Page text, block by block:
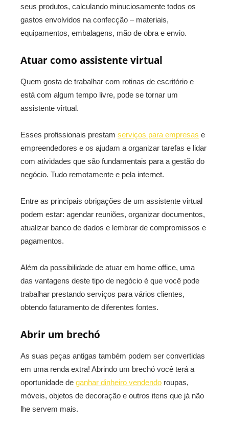
seus produtos, calculando minuciosamente todos os
gastos envolvidos na confecção – materiais,
equipamentos, embalagens, mão de obra e envio.
Atuar como assistente virtual
Quem gosta de trabalhar com rotinas de escritório e
está com algum tempo livre, pode se tornar um
assistente virtual.
Esses profissionais prestam serviços para empresas e
empreendedores e os ajudam a organizar tarefas e lidar
com atividades que são fundamentais para a gestão do
negócio. Tudo remotamente e pela internet.
Entre as principais obrigações de um assistente virtual
podem estar: agendar reuniões, organizar documentos,
atualizar banco de dados e lembrar de compromissos e
pagamentos.
Além da possibilidade de atuar em home office, uma
das vantagens deste tipo de negócio é que você pode
trabalhar prestando serviços para vários clientes,
obtendo faturamento de diferentes fontes.
Abrir um brechó
As suas peças antigas também podem ser convertidas
em uma renda extra! Abrindo um brechó você terá a
oportunidade de ganhar dinheiro vendendo roupas,
móveis, objetos de decoração e outros itens que já não
lhe servem mais.